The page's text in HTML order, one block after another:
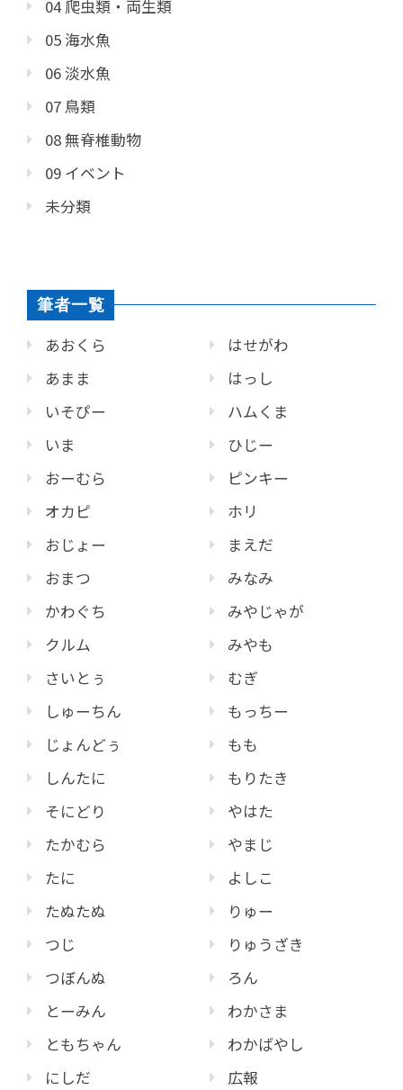
04 爬虫類・両生類
05 海水魚
06 淡水魚
07 鳥類
08 無脊椎動物
09 イベント
未分類
筆者一覧
あおくら
あまま
いそぴー
いま
おーむら
オカピ
おじょー
おまつ
かわぐち
クルム
さいとぅ
しゅーちん
じょんどぅ
しんたに
そにどり
たかむら
たに
たぬたぬ
つじ
つぼんぬ
とーみん
ともちゃん
にしだ
はせがわ
はっし
ハムくま
ひじー
ピンキー
ホリ
まえだ
みなみ
みやじゃが
みやも
むぎ
もっちー
もも
もりたき
やはた
やまじ
よしこ
りゅー
りゅうざき
ろん
わかさま
わかばやし
広報